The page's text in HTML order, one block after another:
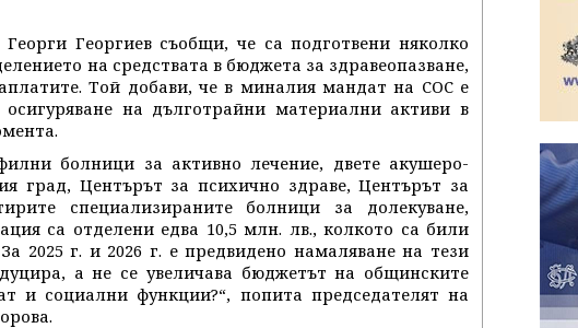
Георгиев съобщи, че са подготвени няколко
на средствата в бюджета за здравеопазване,
Той добави, че в миналия мандат на СОС е
на дълготрайни материални активи в
болници за активно лечение, двете акушеро-
град, Центърът за психично здраве, Центърът за
специализираните болници за долекуване,
са отделени едва 10,5 млн. лв., колкото са били
2025 г. и 2026 г. е предвидено намаляване на тези
а не се увеличава бюджетът на общинските
и социални функции?“, попита председателят на